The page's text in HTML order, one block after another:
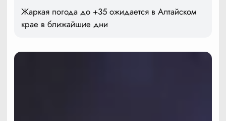
Жаркая погода до +35 ожидается в Алтайском
крае в ближайшие дни